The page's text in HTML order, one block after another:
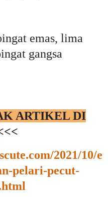
emas, lima
gangsa
ARTIKEL DI
2021/10/e
pelari-pecut-